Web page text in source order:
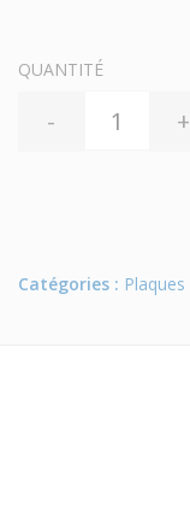
QUANTITÉ
- +
Catégories : Plaques